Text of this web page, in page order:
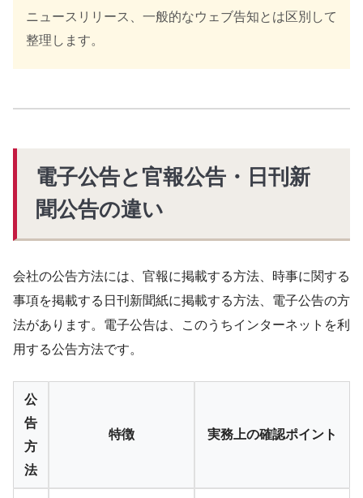
ニュースリリース、一般的なウェブ告知とは区別して
整理します。
電子公告と官報公告・日刊新
聞公告の違い
会社の公告方法には、官報に掲載する方法、時事に関する
事項を掲載する日刊新聞紙に掲載する方法、電子公告の方
法があります。電子公告は、このうちインターネットを利
用する公告方法です。
公
告
方
法
特徴 実務上の確認ポイント